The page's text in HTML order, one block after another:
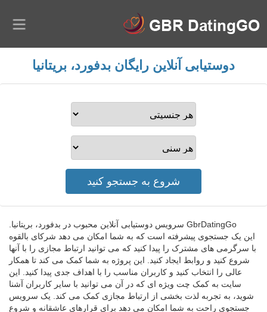
دوستیابی آنلاین رایگان بدفورد، بریتانیا
GbrDatingGo سرویس دوستیابی آنلاین محبوب در بدفورد، بریتانیا.
این یک جستجوی پیشرفته است که به شما امکان می دهد شرکای بالقوه
با سرگرمی های مشترک را پیدا کنید که می توانید ارتباط مجازی را با آنها
شروع کنید و روابط ایجاد کنید. این پروژه به شما کمک می کند تا همکار
عالی را انتخاب کنید و کاربران مناسب را با اهداف جدی پیدا کنید. این
سایت به کمک چت ویژه ای که در آن می توانید با سایر کاربران آشنا
شوید، به تجربه لذت بخشی از ارتباط مجازی کمک می کند. یک سرویس
جستجوی راحت به شما امکان می دهد برای قرارهای عاشقانه و شروع